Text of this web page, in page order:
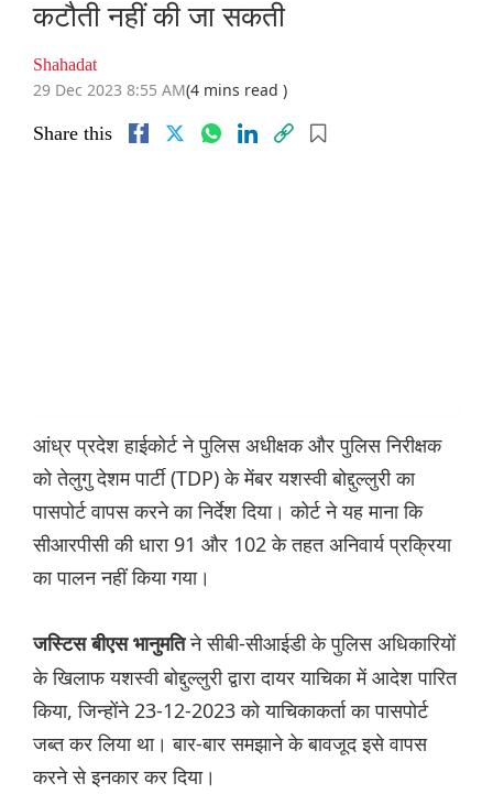
कटौती नहीं की जा सकती
Shahadat
29 Dec 2023 8:55 AM(4 mins read )
Share this
आंध्र प्रदेश हाईकोर्ट ने पुलिस अधीक्षक और पुलिस निरीक्षक
को तेलुगु देशम पार्टी (TDP) के मेंबर यशस्वी बोद्दुल्लुरी का
पासपोर्ट वापस करने का निर्देश दिया। कोर्ट ने यह माना कि
सीआरपीसी की धारा 91 और 102 के तहत अनिवार्य प्रक्रिया
का पालन नहीं किया गया।
जस्टिस बीएस भानुमतिने सीबी-सीआईडी के पुलिस अधिकारियों
के खिलाफ यशस्वी बोद्दुल्लुरी द्वारा दायर याचिका में आदेश पारित
किया, जिन्होंने 23-12-2023 को याचिकाकर्ता का पासपोर्ट
जब्त कर लिया था। बार-बार समझाने के बावजूद इसे वापस
करने से इनकार कर दिया।